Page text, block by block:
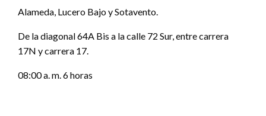
Alameda, Lucero Bajo y Sotavento.
De la diagonal 64A Bis a la calle 72 Sur, entre carrera
17N y carrera 17.
08:00 a. m. 6 horas